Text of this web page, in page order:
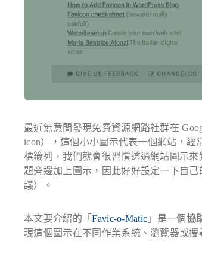
最近無意間發現免費資源網路社群在
icon），這個小小圖示代表一個網站，
標籤列，我們就會很習慣透過網站圖示
題旁邊加上圖示，因此好好設定一下自
議）。
本文要介紹的「Favic-o-Matic 」是一個 協
現這個圖示在不同作業系統、瀏覽器或